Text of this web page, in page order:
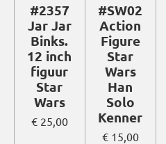
#2357
Jar Jar
Binks.
12 inch
figuur
Star
Wars
€ 25,00
#SW02
Action
Figure
Star
Wars
Han
Solo
Kenner
€ 15,00